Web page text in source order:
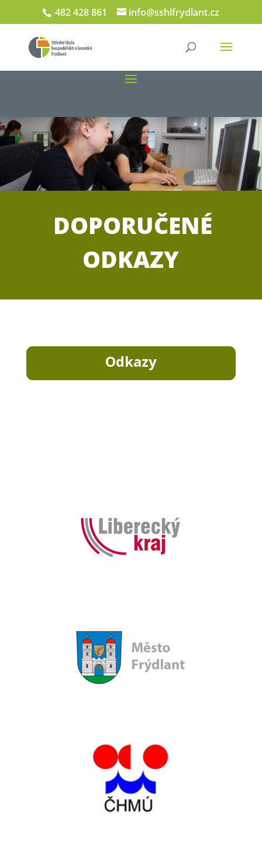
482 428 861 info@sshlfrydlant.cz
DOPORUČENÉ
ODKAZY
Odkazy